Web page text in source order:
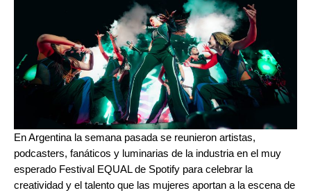
En Argentina la semana pasada se reunieron artistas,
podcasters, fanáticos y luminarias de la industria en el muy
esperado Festival EQUALde Spotify para celebrar la
creatividad y el talento que las mujeres aportan a la escena de